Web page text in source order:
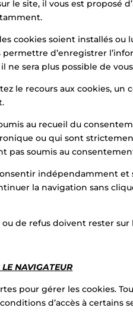
le site, il vous est proposé
cookies soient installés
d’enregistrer
ne sera plus possible de
le recours aux cookies,
au recueil du
ou qui sont
pas soumis au
indépendamment
la navigation sans
de refus doivent rester
NAVIGATEUR
pour gérer les cookies.
d’accès à certains